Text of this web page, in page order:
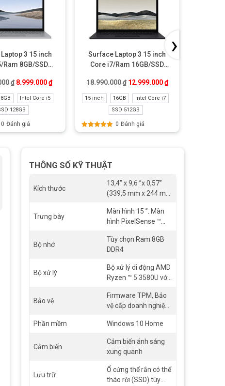
₫.
3 15 inch
Ram 8GB/SSD
₫ Giá gốc là: 11.499.000 ₫.
8.999.000₫Giá hiện tại là: 8.999.000 ₫.
8GB
Intel Core i5
128GB
0 Đánh giá
Surface Laptop 3 15 inch
Core i7/Ram 16GB/SSD
18.990.000₫ Giá gốc là: 18.990.000 ₫.
12.999.000₫Giá hiện tại là:
15 inch 16GB
Intel Core i7
SSD 512GB
Được xếp
0 Đánh giá
›
THÔNG SỐ KỸ THUẬT
Kích thước
13,4” x 9,6 ”x 0,57”
(339,5 mm x 244 mm
Trưng bày
Màn hình 15 ”: Màn
hình PixelSense ™
2496 x 1664 (201
PPI), Tỷ lệ co: 3: 2
kích hoạt, Cảm ứng:
Cảm ứng đa điểm 10
điểm
Bộ nhớ
Tùy chọn Ram 8GB
DDR4
Bộ xử lý
Bộ xử lý di động AMD
Ryzen ™ 5 3580U với
Vega 9 Microsoft
Surface® Edition
Bảo vệ
Firmware TPM, Bảo
vệ cấp doanh nghiệp
khuôn mặt Windows
Phần mềm Windows 10 Home
Cảm biến
Cảm biến ánh sáng
xung quanh
Lưu trữ
Ổ cứng thể rắn có thể
tháo rời (SSD) tùy